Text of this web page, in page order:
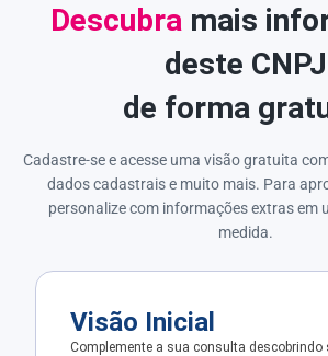
Descubramais
deste CNPJ
de forma
Cadastre-se e acesse uma visão gratuita
dados cadastrais e muito mais. Para
personalize com informações extras em
medida.
Visão Inicial
Complemente a sua consulta descobrindo